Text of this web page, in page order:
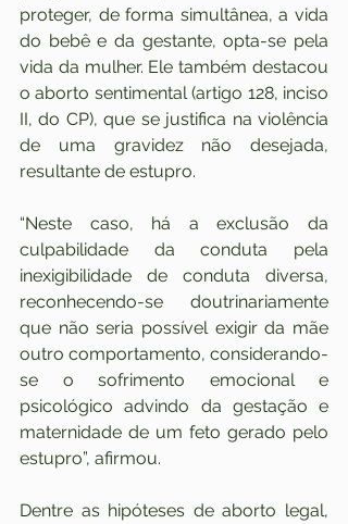
proteger, de forma simultânea, a vida
do bebê e da gestante, opta-se pela
vida da mulher. Ele também destacou
o aborto sentimental (artigo 128, inciso
II, do CP), que se justifica na violência
de uma gravidez não desejada,
resultante de estupro.
“Neste caso, há a exclusão da
culpabilidade da conduta pela
inexigibilidade de conduta diversa,
reconhecendo-se doutrinariamente
que não seria possível exigir da mãe
outro comportamento, considerando-
se o sofrimento emocional e
psicológico advindo da gestação e
maternidade de um feto gerado pelo
estupro”, afirmou.
Dentre as hipóteses de aborto legal,